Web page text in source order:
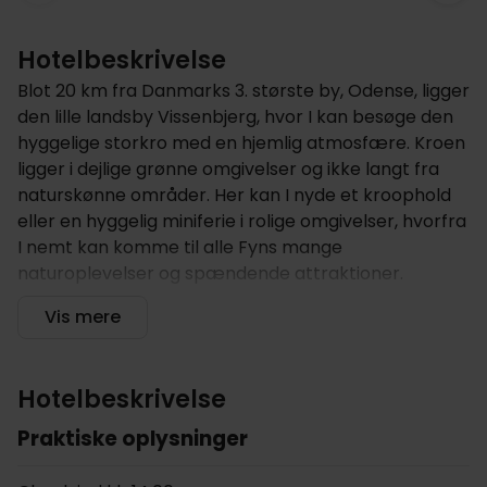
Hotelbeskrivelse
Blot 20 km fra Danmarks 3. største by, Odense, ligger
den lille landsby Vissenbjerg, hvor I kan besøge den
hyggelige storkro med en hjemlig atmosfære. Kroen
ligger i dejlige grønne omgivelser og ikke langt fra
naturskønne områder. Her kan I nyde et kroophold
eller en hyggelig miniferie i rolige omgivelser, hvorfra
I nemt kan komme til alle Fyns mange
naturoplevelser og spændende attraktioner.
Hotellet tilbyder
mange år. Kroen har en filosofi, der hedder; glade
medarbejdere skaber gode miljøer og en god
service i dagligdagen. På hotellets restaurant
Vis mere
Hotelbeskrivelse
Praktiske oplysninger